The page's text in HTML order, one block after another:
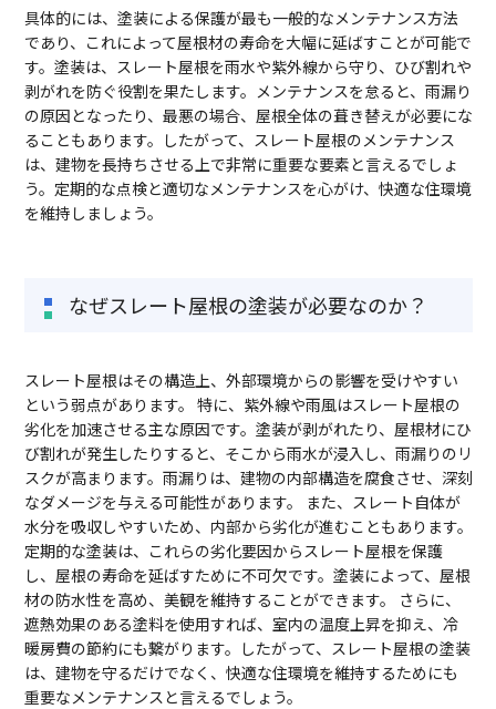
具体的には、塗装による保護が最も一般的なメンテナンス方法
であり、これによって屋根材の寿命を大幅に延ばすことが可能で
す。塗装は、スレート屋根を雨水や紫外線から守り、ひび割れや
剥がれを防ぐ役割を果たします。メンテナンスを怠ると、雨漏り
の原因となったり、最悪の場合、屋根全体の葺き替えが必要にな
ることもあります。したがって、スレート屋根のメンテナンス
は、建物を長持ちさせる上で非常に重要な要素と言えるでしょ
う。定期的な点検と適切なメンテナンスを心がけ、快適な住環境
を維持しましょう。
なぜスレート屋根の塗装が必要なのか？
スレート屋根はその構造上、外部環境からの影響を受けやすい
という弱点があります。 特に、紫外線や雨風はスレート屋根の
劣化を加速させる主な原因です。塗装が剥がれたり、屋根材にひ
び割れが発生したりすると、そこから雨水が浸入し、雨漏りのリ
スクが高まります。雨漏りは、建物の内部構造を腐食させ、深刻
なダメージを与える可能性があります。 また、スレート自体が
水分を吸収しやすいため、内部から劣化が進むこともあります。
定期的な塗装は、これらの劣化要因からスレート屋根を保護
し、屋根の寿命を延ばすために不可欠です。塗装によって、屋根
材の防水性を高め、美観を維持することができます。 さらに、
遮熱効果のある塗料を使用すれば、室内の温度上昇を抑え、冷
暖房費の節約にも繋がります。したがって、スレート屋根の塗装
は、建物を守るだけでなく、快適な住環境を維持するためにも
重要なメンテナンスと言えるでしょう。